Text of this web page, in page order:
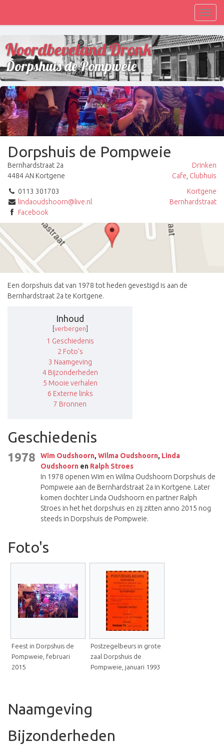
Noordbeveland Dronk
Dorpshuis de Pompweie
Dorpshuis de Pompweie
Bernhardstraat 2a
4484 AN Kortgene
0113 301703
lindaoudshoorn@live.nl
Facebook
Drinken
Cafe Clubhuis
Kortgene
Bernhardstraat
Een dorpshuis dat van 1978 tot heden gevestigd is aan de
Bernhardstraat 2a te Kortgene.
Inhoud
verbergen
1 Geschiedenis
2 Foto's
3 Naamgeving
4 Bijzonderheden
5 Mooie verhalen
6 Externe links
7 Bronnen
Geschiedenis
1978 Wim Oudshoorn, Wilma Oudshoorn, Linda
Oudshoorn en Ralph Stroes
In 1978 openen Wim en Wilma Oudshoorn Dorpshuis de
Pompweie aan de Bernhardstraat 2a in Kortgene. Later
komen dochter Linda Oudshoorn en partner Ralph
Stroes in het het dorpshuis en zij zitten anno 2015 nog
steeds in Dorpshuis de Pompweie.
Foto's
Feest in Dorpshuis de
Pompweie, februari
2015
Postzegelbeurs in grote
zaal Dorpshuis de
Pompweie, januari 1993
Naamgeving
Bijzonderheden